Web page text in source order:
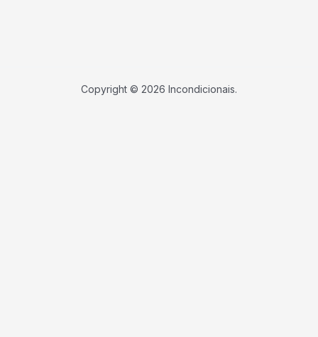
Copyright © 2026 Incondicionais.